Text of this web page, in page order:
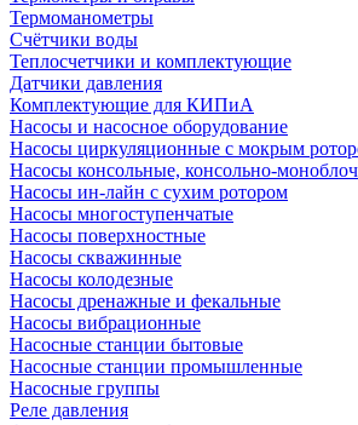
Термоманометры
Счётчики воды
Теплосчетчики и комплектующие
Датчики давления
Комплектующие для КИПиА
Насосы и насосное оборудование
Насосы циркуляционные с мокрым
Насосы консольные, консольно-
Насосы ин-лайн с сухим ротором
Насосы многоступенчатые
Насосы поверхностные
Насосы скважинные
Насосы колодезные
Насосы дренажные и фекальные
Насосы вибрационные
Насосные станции бытовые
Насосные станции промышленные
Насосные группы
Реле давления